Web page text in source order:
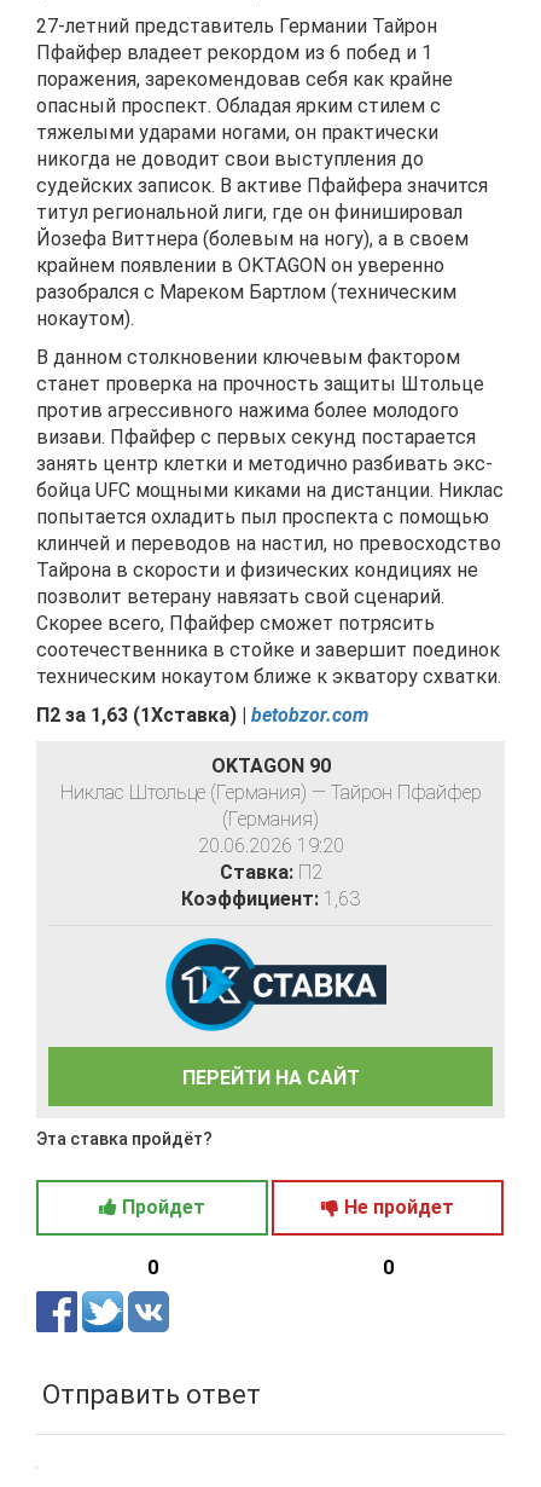
27-летний представитель Германии Тайрон
Пфайфер владеет рекордом из 6 побед и 1
поражения, зарекомендовав себя как крайне
опасный проспект. Обладая ярким стилем с
тяжелыми ударами ногами, он практически
никогда не доводит свои выступления до
судейских записок. В активе Пфайфера значится
титул региональной лиги, где он финишировал
Йозефа Виттнера (болевым на ногу), а в своем
крайнем появлении в OKTAGON он уверенно
разобрался с Мареком Бартлом (техническим
нокаутом).
В данном столкновении ключевым фактором
станет проверка на прочность защиты Штольце
против агрессивного нажима более молодого
визави. Пфайфер с первых секунд постарается
занять центр клетки и методично разбивать экс-
бойца UFC мощными киками на дистанции. Никлас
попытается охладить пыл проспекта с помощью
клинчей и переводов на настил, но превосходство
Тайрона в скорости и физических кондициях не
позволит ветерану навязать свой сценарий.
Скорее всего, Пфайфер сможет потрясить
соотечественника в стойке и завершит поединок
техническим нокаутом ближе к экватору схватки.
П2 за 1,63 (1Хставка) | betobzor.com
OKTAGON 90
Никлас Штольце (Германия) — Тайрон Пфайфер
(Германия)
20.06.2026 19:20
Ставка:П2
Коэффициент: 1,63
ПЕРЕЙТИ НА САЙТ
Эта ставка пройдёт?
Пройдет
0
Не пройдет
0
Отправить ответ